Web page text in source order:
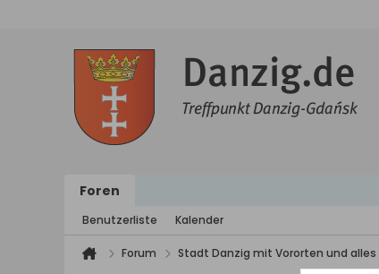
Foren
Benutzerliste Kalender
Forum Stadt Danzig mit Vororten und